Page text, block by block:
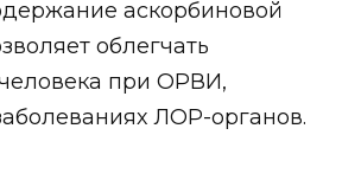
аскорбиновой
облегчать
при ОРВИ,
ЛОР-органов.